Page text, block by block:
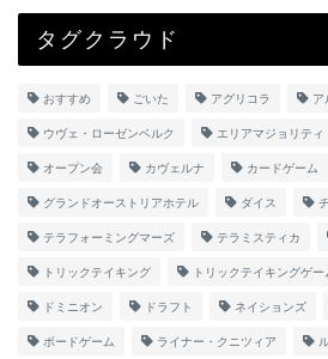
タグクラウド
おすすめ ごいた アグリコラ ア
ウヴェ・ローゼンベルク エリアマジョリティ
オープン会 カヴェルナ カードゲーム
グランドオーストリアホテル ダイス
テラフォーミングマーズ テラミスティカ
トリックテイキング トリックテイキングゲー
ドミニオン ドラフト ネイションズ
ボードゲーム ライナー・クニツィア